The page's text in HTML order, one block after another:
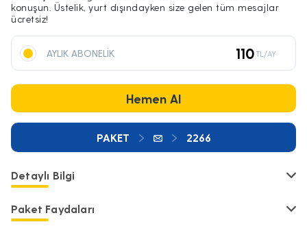
konuşun. Üstelik, yurt dışındayken size gelen tüm mesajlar
ücretsiz!
AYLIK ABONELİK 110 TL/AY
Hemen Al
PAKET 2266
Detaylı Bilgi
Paket Faydaları